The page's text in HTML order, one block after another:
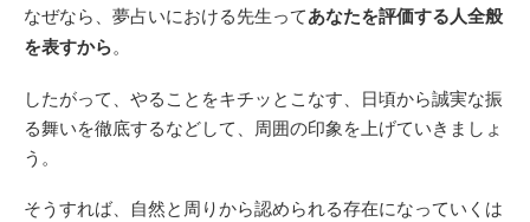
なぜなら、夢占いにおける先生ってあなたを評価する人全般
を表すから。
したがって、やることをキチッとこなす、日頃から誠実な振
る舞いを徹底するなどして、周囲の印象を上げていきましょ
う。
そうすれば、自然と周りから認められる存在になっていくは